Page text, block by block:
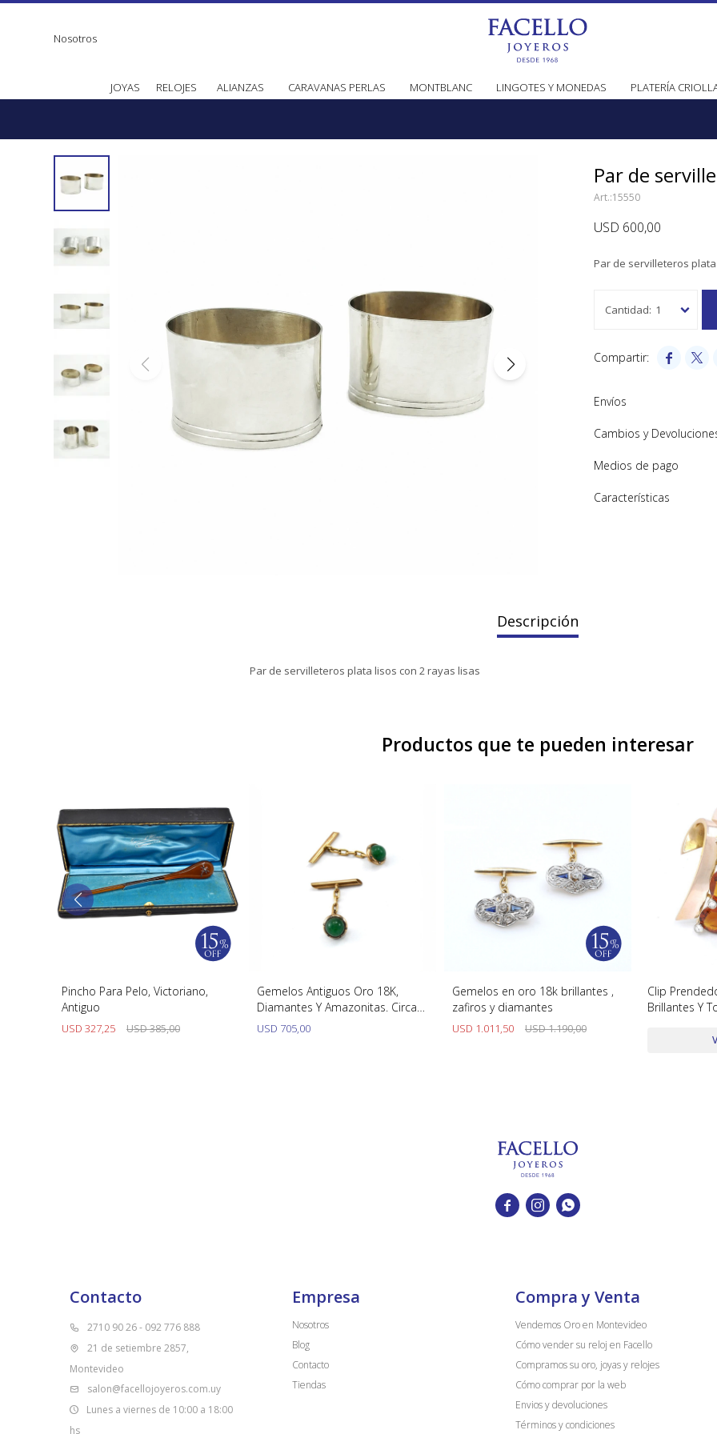
JOYAS RELOJES ALIANZAS CARAVANAS PERLAS MONTBLANC LINGOTES Y MONEDAS PLATERÍA
Nosotros
Par de
15550
USD 600,00
Par de servilleteros
1
 
Envíos
Cambios y
Medios de pago
Características
Descripción
Par de servilleteros plata lisos con 2 rayas lisas
Productos que te pueden interesar
Pincho Para Pelo, Victoriano,
Antiguo
USD 327,25 USD385,00
Gemelos Antiguos Oro 18K,
Diamantes Y Amazonitas. Circa
1900´S
USD 705,00
Gemelos en oro 18k brillantes ,
zafiros y diamantes
USD 1.011,50 USD1.190,00
Clip
Brillantes Y
  
Contacto
2710 90 26 - 092 776 888
21 de setiembre 2857,
Montevideo
salon@facellojoyeros.com.uy
Lunes a viernes de 10:00 a 18:00
hs
Empresa
Nosotros
Blog
Contacto
Tiendas
Compra y Venta
Vendemos Oro en Montevideo
Cómo vender su reloj en Facello
Compramos su oro, joyas y relojes
Cómo comprar por la web
Envios y devoluciones
Términos y condiciones